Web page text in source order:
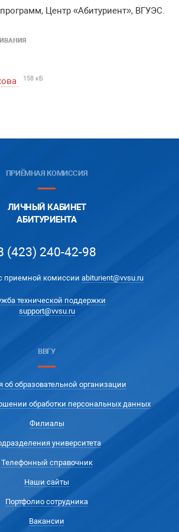
Центр «Абитуриент», ВГУЭС.
158 кБ
ПРИЁМНАЯ КОМИССИЯ
ЛИЧНЫЙ КАБИНЕТ
АБИТУРИЕНТА
(423) 240-42-98
приемной комиссии abiturient@vvsu.ru
технической поддержки
support@vvsu.ru
ВВГУ
об образовательной организации
обработки персональных данных
Филиалы
университета
Телефонный справочник
Наши сайты
Портфолио сотрудника
Вакансии